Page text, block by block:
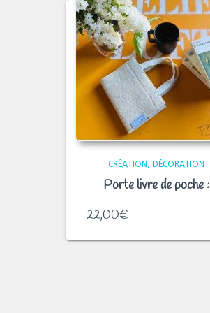
CRÉATION DÉCORATION
Porte livre de poche :
22,00€